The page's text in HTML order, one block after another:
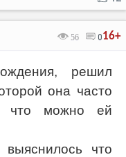
16+
56 0
решил
она часто
что можно ей
что